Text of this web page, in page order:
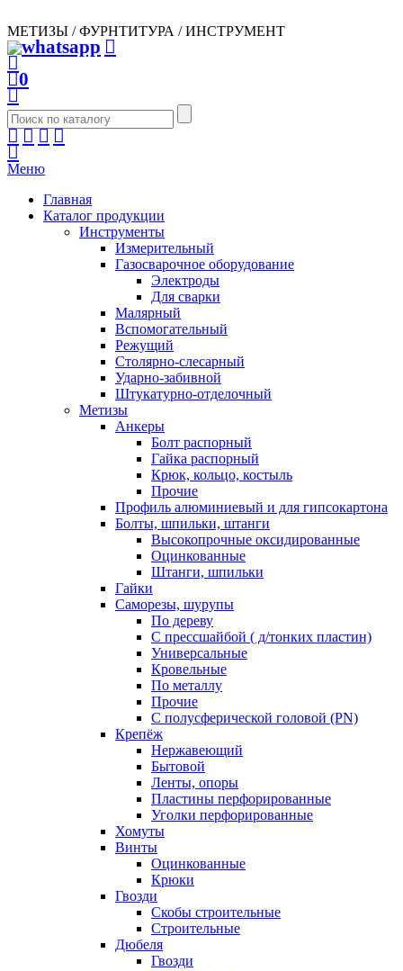
МЕТИЗЫ / ФУРНТИТУРА / ИНСТРУМЕНТ
0
Меню
Главная
Каталог продукции
Инструменты
Измерительный
Газосварочное оборудование
Электроды
Для сварки
Малярный
Вспомогательный
Режущий
Столярно-слесарный
Ударно-забивной
Штукатурно-отделочный
Метизы
Анкеры
Болт распорный
Гайка распорный
Крюк, кольцо, костыль
Прочие
Профиль алюминиевый и для гипсокартона
Болты, шпильки, штанги
Высокопрочные оксидированные
Оцинкованные
Штанги, шпильки
Гайки
Саморезы, шурупы
По дереву
С прессшайбой ( д/тонких пластин)
Универсальные
Кровельные
По металлу
Прочие
С полусферической головой (PN)
Крепёж
Нержавеющий
Бытовой
Ленты, опоры
Пластины перфорированные
Уголки перфорированные
Хомуты
Винты
Оцинкованные
Крюки
Гвозди
Скобы строительные
Строительные
Дюбеля
Гвозди